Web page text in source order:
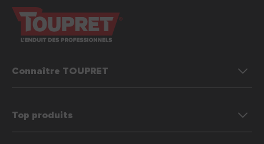
Connaître TOUPRET
Top produits